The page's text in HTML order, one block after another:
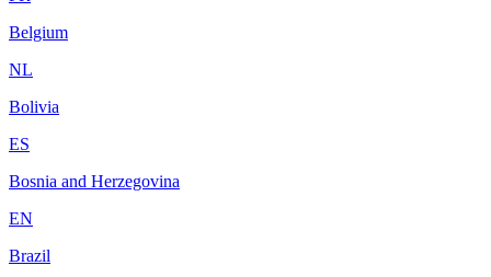
Belgium
NL
Bolivia
ES
Bosnia and Herzegovina
EN
Brazil